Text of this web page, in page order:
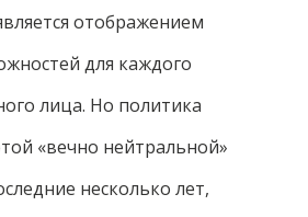
отображением
для каждого
лица. Но политика
«вечно нейтральной»
несколько лет,